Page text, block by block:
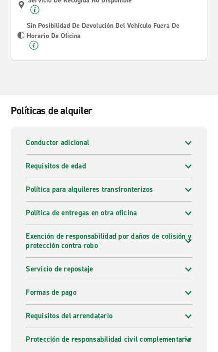
Sin Posibilidad De Devolución Del Vehículo Fuera De
Horario De Oficina
Políticas de alquiler
Conductor adicional
Requisitos de edad
Política para alquileres transfronterizos
Política de entregas en otra oficina
Exención de responsabilidad por daños de colisión y
protección contra robo
Servicio de repostaje
Formas de pago
Requisitos del arrendatario
Protección de responsabilidad civil complementaria